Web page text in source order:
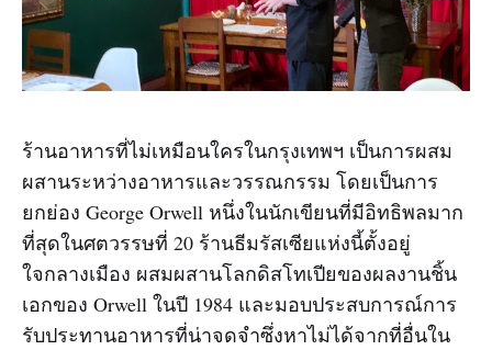
ร้านอาหารที่ไม่เหมือนใครในกรุงเทพฯ เป็นการผสม
ผสานระหว่างอาหารและวรรณกรรม โดยเป็นการ
ยกย่อง George Orwell หนึ่งในนักเขียนที่มีอิทธิพลมาก
ที่สุดในศตวรรษที่ 20 ร้านธีมรัสเซียแห่งนี้ตั้งอยู่
ใจกลางเมือง ผสมผสานโลกดิสโทเปียของผลงานชิ้น
เอกของ Orwell ในปี 1984 และมอบประสบการณ์การ
รับประทานอาหารที่น่าจดจำซึ่งหาไม่ได้จากที่อื่นใน